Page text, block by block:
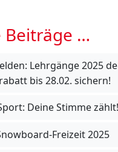
Beiträge …
Lehrgänge 2025
bis 28.02. sichern!
Deine Stimme zählt!
Freizeit 2025